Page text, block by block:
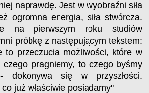
naprawdę. Jest w wyobraźni siła
ogromna energia, siła stwórcza.
na pierwszym roku studiów
próbkę z następującym tekstem:
to przeczucia możliwości, które w
czego pragniemy, to czego byśmy
dokonywa się w przyszłości.
już właściwie posiadamy"